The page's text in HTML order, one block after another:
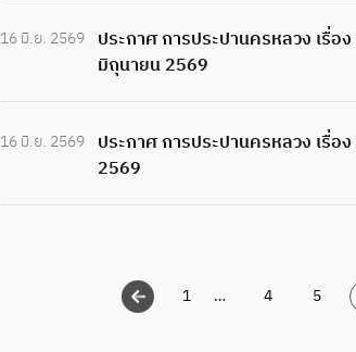
16 มิ.ย. 2569 ประกาศ การประปานครหลวง เรื่
มิถุนายน 2569
16 มิ.ย. 2569 ประกาศ การประปานครหลวง เรื่
2569
1 … 4 5